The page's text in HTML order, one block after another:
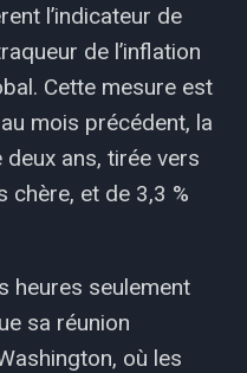
l’indicateur de
de l’inflation
Cette mesure est
mois précédent, ​​la
ans, tirée vers
chère, et de 3,3 %
heures seulement
sa réunion
où les